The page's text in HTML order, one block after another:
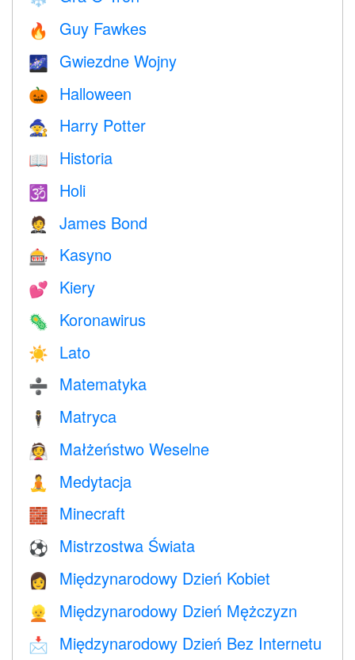
🔥 Guy Fawkes
🌌 Gwiezdne Wojny
🎃 Halloween
🧙 Harry Potter
📖 Historia
🕉 Holi
🤵 James Bond
🎰 Kasyno
💕 Kiery
🦠 Koronawirus
☀️ Lato
➗ Matematyka
🕴️ Matryca
👰 Małżeństwo Weselne
🧘 Medytacja
🧱 Minecraft
⚽ Mistrzostwa Świata
👩 Międzynarodowy Dzień Kobiet
👱 Międzynarodowy Dzień Mężczyzn
📩 Międzynarodowy Dzień Bez Internetu